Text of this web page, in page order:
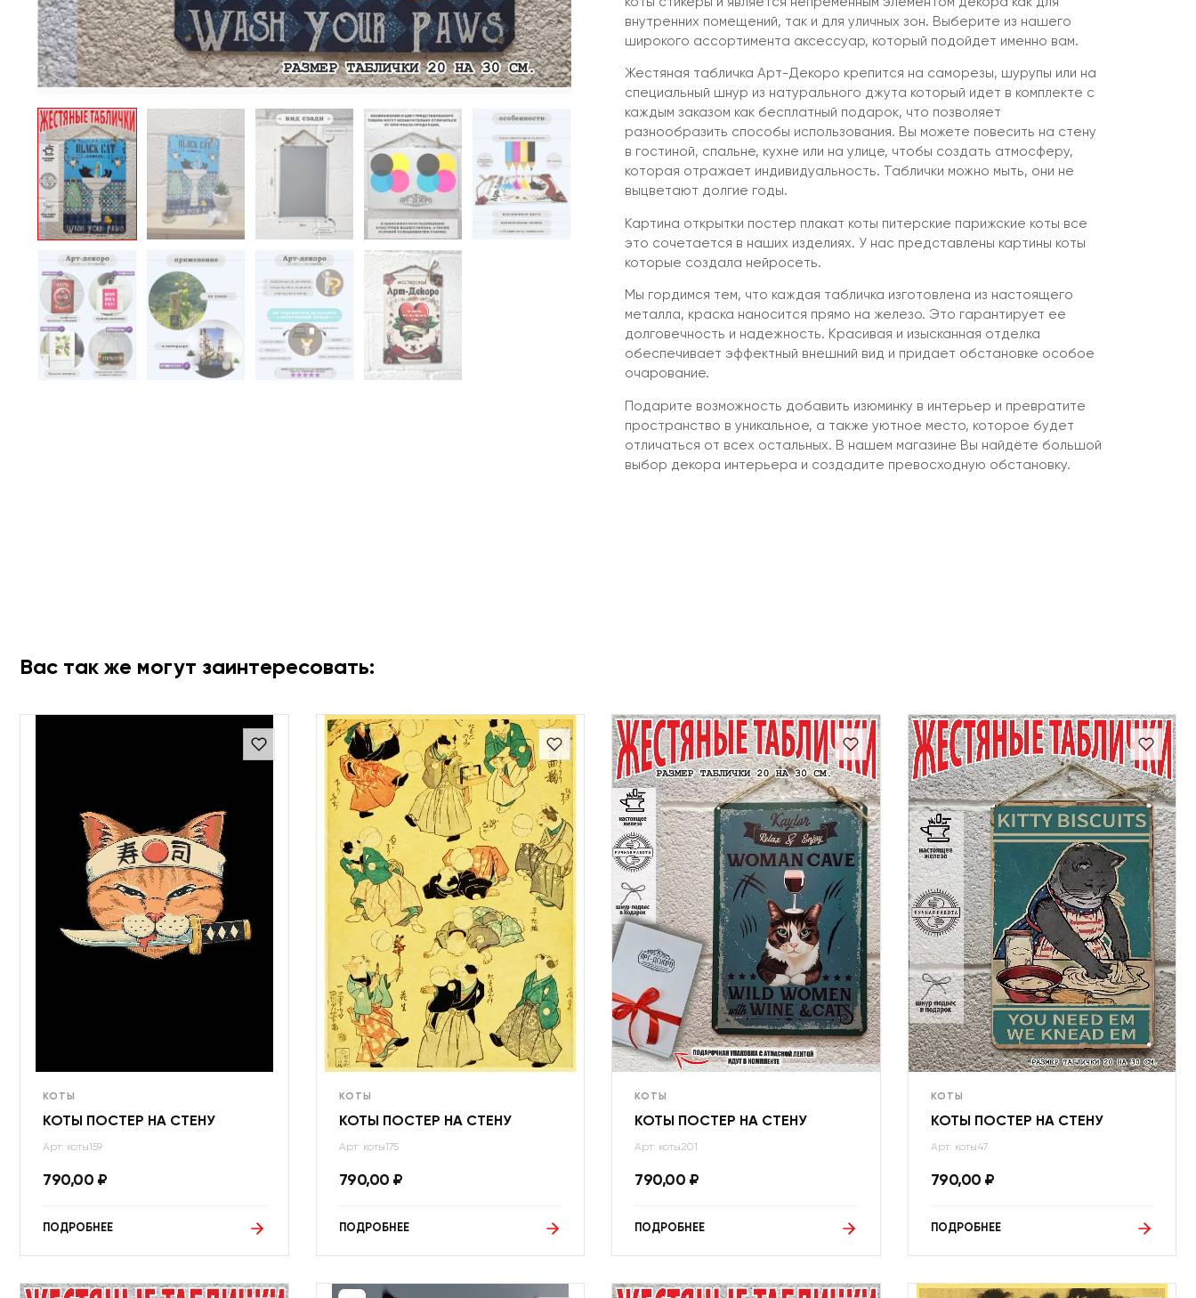
внутренних помещений, так и для уличных зон. Выберите из нашего
широкого ассортимента аксессуар, который подойдет именно вам.
Жестяная табличка Арт-Декоро крепится на саморезы, шурупы или на
специальный шнур из натурального джута который идет в комплекте с
каждым заказом как бесплатный подарок, что позволяет
разнообразить способы использования. Вы можете повесить на стену
в гостиной, спальне, кухне или на улице, чтобы создать атмосферу,
которая отражает индивидуальность. Таблички можно мыть, они не
выцветают долгие годы.
Картина открытки постер плакат коты питерские парижские коты все
это сочетается в наших изделиях. У нас представлены картины коты
которые создала нейросеть.
Мы гордимся тем, что каждая табличка изготовлена из настоящего
металла, краска наносится прямо на железо. Это гарантирует ее
долговечность и надежность. Красивая и изысканная отделка
обеспечивает эффектный внешний вид и придает обстановке особое
очарование.
Подарите возможность добавить изюминку в интерьер и превратите
пространство в уникальное, а также уютное место, которое будет
отличаться от всех остальных. В нашем магазине Вы найдёте большой
выбор декора интерьера и создадите превосходную обстановку.
Вас так же могут заинтересовать:
КОТЫ
КОТЫ ПОСТЕР НА СТЕНУ
Арт: коты159
790,00 ₽
ПОДРОБНЕЕ
КОТЫ
КОТЫ ПОСТЕР НА СТЕНУ
Арт: коты175
790,00 ₽
ПОДРОБНЕЕ
КОТЫ
КОТЫ ПОСТЕР НА СТЕНУ
Арт: коты201
790,00 ₽
ПОДРОБНЕЕ
КОТЫ
КОТЫ ПОСТЕР НА СТЕНУ
Арт: коты47
790,00 ₽
ПОДРОБНЕЕ